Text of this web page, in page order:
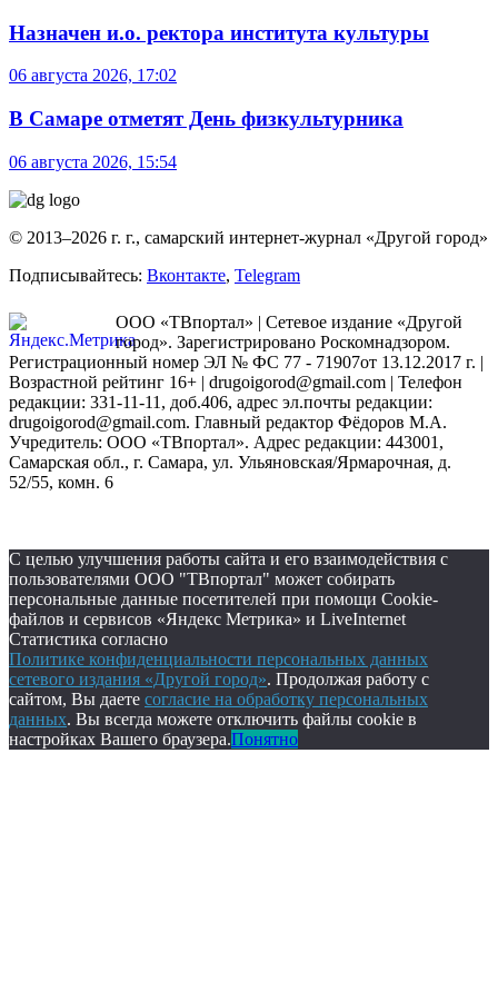
Назначен и.о. ректора института культуры
06 августа 2026, 17:02
В Самаре отметят День физкультурника
06 августа 2026, 15:54
© 2013–2026 г. г., самарский интернет-журнал «Другой город»
Подписывайтесь: Вконтакте, Telegram
ООО «ТВпортал» | Сетевое издание «Другой
город». Зарегистрировано Роскомнадзором.
Регистрационный номер ЭЛ № ФС 77 - 71907от 13.12.2017 г. |
Возрастной рейтинг 16+ | drugoigorod@gmail.com | Телефон
редакции: 331-11-11, доб.406, адрес эл.почты редакции:
drugoigorod@gmail.com. Главный редактор Фёдоров М.А.
Учредитель: ООО «ТВпортал». Адрес редакции: 443001,
Самарская обл., г. Самара, ул. Ульяновская/Ярмарочная, д.
52/55, комн. 6
С целью улучшения работы сайта и его взаимодействия с
пользователями ООО "ТВпортал" может собирать
персональные данные посетителей при помощи Cookie-
файлов и сервисов «Яндекс Метрика» и LiveInternet
Статистика согласно
Политике конфиденциальности персональных данных
сетевого издания «Другой город». Продолжая работу с
сайтом, Вы даете согласие на обработку персональных
данных. Вы всегда можете отключить файлы cookie в
настройках Вашего браузера.Понятно